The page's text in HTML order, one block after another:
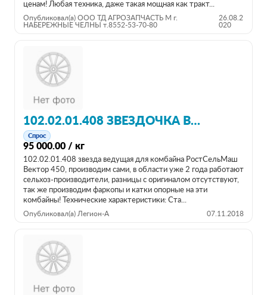
ценам! Любая техника, даже такая мощная как тракт...
Опубликовал(а) ООО ТД АГРОЗАПЧАСТЬ М г.
НАБЕРЕЖНЫЕ ЧЕЛНЫ т.8552-53-70-80
26.08.2
020
102.02.01.408 ЗВЕЗДОЧКА ВЕДУЩАЯ
Спрос
95 000.00 / кг
102.02.01.408 звезда ведущая для комбайна РостСельМаш
Вектор 450, производим сами, в области уже 2 года работают
сельхоз-производители, разницы с оригиналом отсутствуют,
так же производим фаркопы и катки опорные на эти
комбайны! Технические характеристики: Ста...
Опубликовал(а) Легион-А 07.11.2018